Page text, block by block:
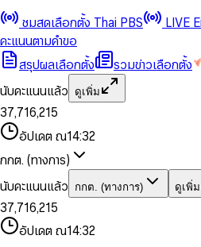
ชมสดเลือกตั้ง Thai PBS LIVE
คะแนนตามคำขอ
สรุปผลเลือกตั้ง
รวมข่าวเลือกตั้ง
นับคะแนนแล้ว
ดูเพิ่ม
0
1
2
3
4
5
6
8
9
0
1
2
3
4
5
6
7
8
9
,
0
1
2
4
6
7
8
9
0
1
2
3
4
5
6
7
8
9
0
1
3
5
6
7
8
9
,
1
2
4
5
7
8
9
0
1
3
4
6
7
8
9
0
2
3
4
5
7
8
อัปเดต ณ14:32
กกต. (ทางการ)
นับคะแนนแล้ว
กกต. (ทางการ) ดูเพิ่ม
0
1
2
3
4
5
0
1
2
4
5
6
7
8
9
,
0
1
2
4
6
7
8
9
0
1
2
3
0
1
3
5
6
7
8
,
1
2
4
0
1
3
0
2
3
4
5
7
อัปเดต ณ14:32